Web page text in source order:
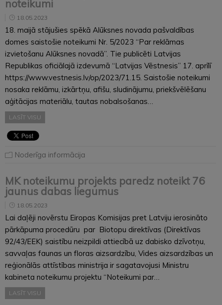
noteikumi
18.05.2023
18. maijā stājušies spēkā Alūksnes novada pašvaldības
domes saistošie noteikumi Nr. 5/2023 “Par reklāmas
izvietošanu Alūksnes novadā”. Tie publicēti Latvijas
Republikas oficiālajā izdevumā “Latvijas Vēstnesis” 17. aprīlī
https://www.vestnesis.lv/op/2023/71.15. Saistošie noteikumi
nosaka reklāmu, izkārtņu, afišu, sludinājumu, priekšvēlēšanu
aģitācijas materiālu, tautas nobalsošanas…
LASĪT VISU
Noderīga informācija
MK noteikumu projekts paredz noteikt 76
jaunus dabas liegumus
18.05.2023
Lai daļēji novērstu Eiropas Komisijas pret Latviju ierosināto
pārkāpuma procedūru par Biotopu direktīvas (Direktīvas
92/43/EEK) saistību neizpildi attiecībā uz dabisko dzīvotņu,
savvaļas faunas un floras aizsardzību, Vides aizsardzības un
reģionālās attīstības ministrija ir sagatavojusi Ministru
kabineta noteikumu projektu “Noteikumi par…
LASĪT VISU